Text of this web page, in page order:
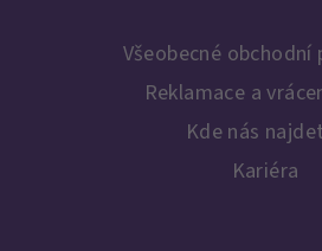
Všeobecné obchodní
Reklamace a
Kde nás
Kariéra